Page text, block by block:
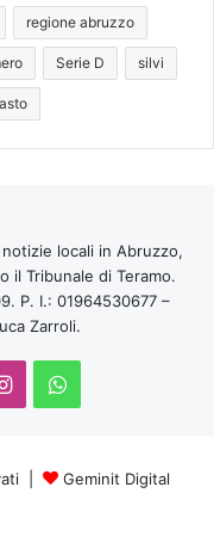
regione abruzzo
Serie D silvi
locali in Abruzzo,
il Tribunale di Teramo.
P. I.: 01964530677 –
Zarroli.
InstagramWhatsApp
|
Geminit Digital